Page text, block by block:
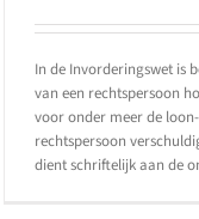
In de Invorderingswet is
van een rechtspersoon
voor onder meer de
rechtspersoon
dient schriftelijk aan de